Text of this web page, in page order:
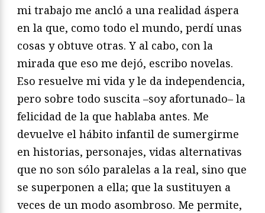
mi trabajo me ancló a una realidad áspera
en la que, como todo el mundo, perdí unas
cosas y obtuve otras. Y al cabo, con la
mirada que eso me dejó, escribo novelas.
Eso resuelve mi vida y le da independencia,
pero sobre todo suscita –soy afortunado– la
felicidad de la que hablaba antes. Me
devuelve el hábito infantil de sumergirme
en historias, personajes, vidas alternativas
que no son sólo paralelas a la real, sino que
se superponen a ella; que la sustituyen a
veces de un modo asombroso. Me permite,